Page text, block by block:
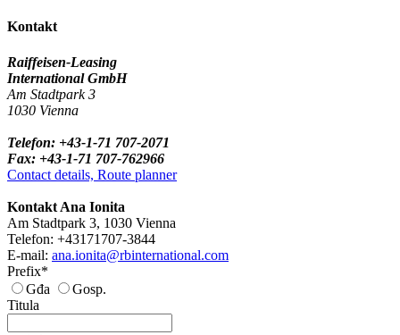
Kontakt
Raiffeisen-Leasing
International GmbH
Am Stadtpark 3
1030 Vienna
Telefon: +43-1-71 707-2071
Fax: +43-1-71 707-762966
Contact details, Route planner
Kontakt Ana Ionita
Am Stadtpark 3, 1030 Vienna
Telefon: +43171707-3844
E-mail: ana.ionita@rbinternational.com
Prefix*
Gđa
Gosp.
Titula